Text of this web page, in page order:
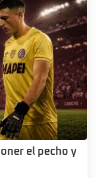
el pecho y